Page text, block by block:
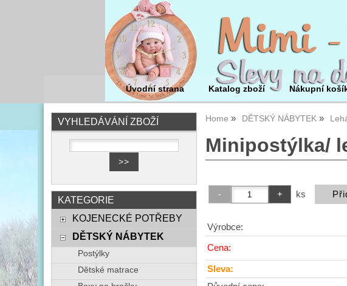
Úvodní strana Katalog zboží Nákupní
Home DĚTSKÝ NÁBYTEK
Minipostýlka/
ks
Výrobce:
Cena:
Sleva:
VYHLEDÁVÁNÍ ZBOŽÍ
KATEGORIE
KOJENECKÉ POTŘEBY
DĚTSKÝ NÁBYTEK
Postýlky
Dětské matrace